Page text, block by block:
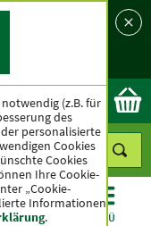
MENÜ
(z.B. für
des
personalisierte
Cookies
Cookies
Ihre Cookie-
„Cookie-
Informationen
.